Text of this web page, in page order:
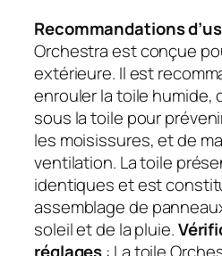
Recommandations
Orchestra est conçue
extérieure. Il est
enrouler la toile humide,
sous la toile pour
les moisissures, et de
ventilation. La toile
identiques et est
assemblage de
soleil et de la pluie.
réglages : La toile